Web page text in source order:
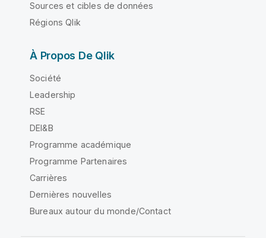
Sources et cibles de données
Régions Qlik
À Propos De Qlik
Société
Leadership
RSE
DEI&B
Programme académique
Programme Partenaires
Carrières
Dernières nouvelles
Bureaux autour du monde/Contact